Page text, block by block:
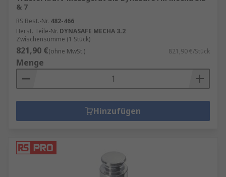
& 7
RS Best.-Nr. 482-466
Herst. Teile-Nr. DYNASAFE MECHA 3.2
Zwischensumme (1 Stück)
821,90 €(ohne MwSt.) 821,90 €/Stück
Menge
Hinzufügen